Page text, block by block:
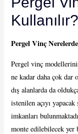
Kullanılır?
Pergel Vinç
Pergel vinç
ne kadar daha çok dar
dış alanlarda da
istenilen açıyı
imkanları
monte edilebilecek yer